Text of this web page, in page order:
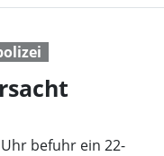
befuhr ein 22-